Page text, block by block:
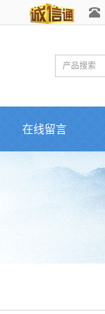
在线留言